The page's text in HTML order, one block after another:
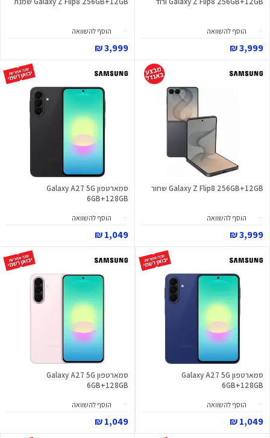
הוסף להשוואה
3,999 ₪
הוסף להשוואה
3,999 ₪
Galaxy Z Flip8 256GB+12GB שחור
הוסף להשוואה
3,999 ₪
סמארטפון Galaxy A27 5G
6GB+128GB
הוסף להשוואה
1,049 ₪
סמארטפון Galaxy A27 5G
6GB+128GB
הוסף להשוואה
1,049 ₪
סמארטפון Galaxy A27 5G
6GB+128GB
הוסף להשוואה
1,049 ₪